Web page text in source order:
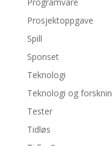
Prosjektoppgave
Spill
Sponset
Teknologi
Teknologi og
Tester
Tidløs